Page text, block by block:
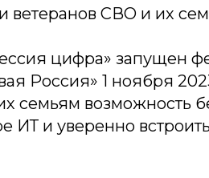
ветеранов СВО и их
цифра» запущен
Россия» 1 ноября
семьям возможность
ИТ и уверенно